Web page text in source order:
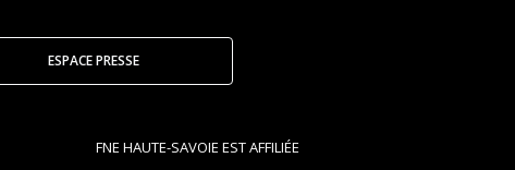
ESPACE PRESSE
FNE HAUTE-SAVOIE EST AFFILIÉE